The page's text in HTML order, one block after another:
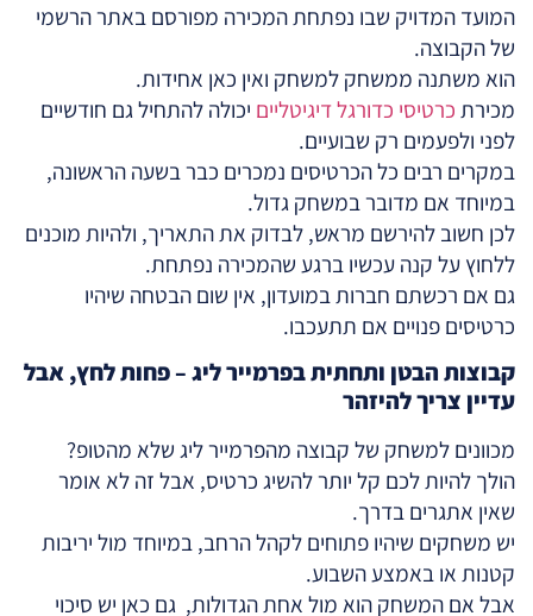
המועד המדויק שבו נפתחת המכירה מפורסם באתר הרשמי
של הקבוצה.
הוא משתנה ממשחק למשחק ואין כאן אחידות.
מכירתכרטיסי כדורגל דיגיטליים יכולה להתחיל גם חודשיים
לפני ולפעמים רק שבועיים.
במקרים רבים כל הכרטיסים נמכרים כבר בשעה הראשונה,
במיוחד אם מדובר במשחק גדול.
לכן חשוב להירשם מראש, לבדוק את התאריך, ולהיות מוכנים
ללחוץ על קנה עכשיו ברגע שהמכירה נפתחת.
גם אם רכשתם חברות במועדון, אין שום הבטחה שיהיו
כרטיסים פנויים אם תתעכבו.
קבוצות הבטן ותחתית בפרמייר ליג – פחות לחץ, אבל
עדיין צריך להיזהר
מכוונים למשחק של קבוצה מהפרמייר ליג שלא מהטופ?
הולך להיות לכם קל יותר להשיג כרטיס, אבל זה לא אומר
שאין אתגרים בדרך.
יש משחקים שיהיו פתוחים לקהל הרחב, במיוחד מול יריבות
קטנות או באמצע השבוע.
אבל אם המשחק הוא מול אחת הגדולות, גם כאן יש סיכוי